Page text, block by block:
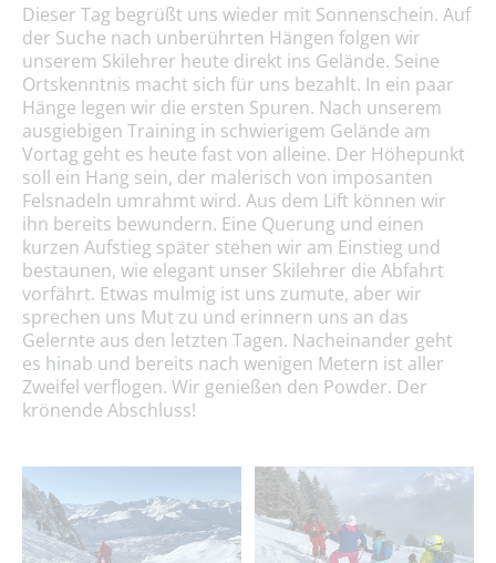
Dieser Tag begrüßt uns wieder mit Sonnenschein. Auf
der Suche nach unberührten Hängen folgen wir
unserem Skilehrer heute direkt ins Gelände. Seine
Ortskenntnis macht sich für uns bezahlt. In ein paar
Hänge legen wir die ersten Spuren. Nach unserem
ausgiebigen Training in schwierigem Gelände am
Vortag geht es heute fast von alleine. Der Höhepunkt
soll ein Hang sein, der malerisch von imposanten
Felsnadeln umrahmt wird. Aus dem Lift können wir
ihn bereits bewundern. Eine Querung und einen
kurzen Aufstieg später stehen wir am Einstieg und
bestaunen, wie elegant unser Skilehrer die Abfahrt
vorfährt. Etwas mulmig ist uns zumute, aber wir
sprechen uns Mut zu und erinnern uns an das
Gelernte aus den letzten Tagen. Nacheinander geht
es hinab und bereits nach wenigen Metern ist aller
Zweifel verflogen. Wir genießen den Powder. Der
krönende Abschluss!